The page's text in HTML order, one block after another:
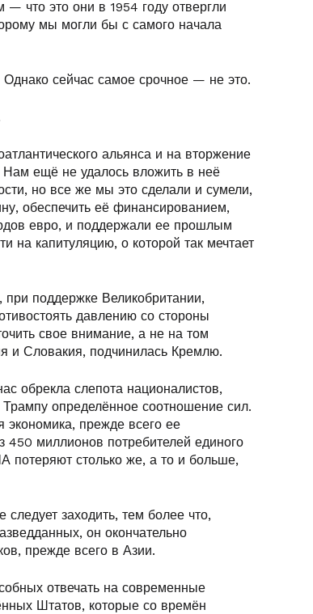
что это они в 1954 году отвергли
мы могли бы с самого начала
сейчас самое срочное — не это.
альянса и на вторжение
ещё не удалось вложить в неё
но все же мы это сделали и сумели,
обеспечить её финансированием,
евро, и поддержали ее прошлым
на капитуляцию, о которой так мечтает
поддержке Великобритании,
давлению со стороны
свое внимание, а не на том
и Словакия, подчинилась Кремлю.
обрекла слепота националистов,
Трампу определённое соотношение сил.
экономика, прежде всего ее
450 миллионов потребителей единого
потеряют столько же, а то и больше,
заходить, тем более что,
он окончательно
прежде всего в Азии.
отвечать на современные
Штатов, которые со времён